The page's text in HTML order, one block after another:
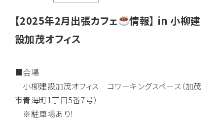
【2025年2月出張カフェ
情報】 in 小柳建
設加茂オフィス
■会場
小柳建設加茂オフィス コワーキングスペース（加茂
市青海町1丁目5番7号）
※駐車場あり！